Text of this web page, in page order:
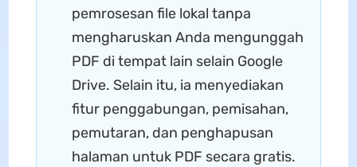
pemrosesan file lokal tanpa
mengharuskan Anda mengunggah
PDF di tempat lain selain Google
Drive. Selain itu, ia menyediakan
fitur penggabungan, pemisahan,
pemutaran, dan penghapusan
halaman untuk PDF secara gratis.